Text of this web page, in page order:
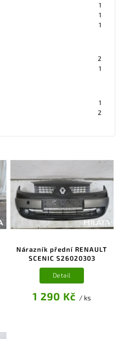
1
1
1
2
1
1
2
Nárazník přední RENAULT
SCENIC S26020303
1 290 Kč / ks
Detail